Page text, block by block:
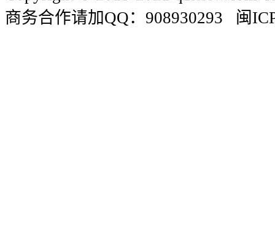
商务合作请加QQ：908930293 闽